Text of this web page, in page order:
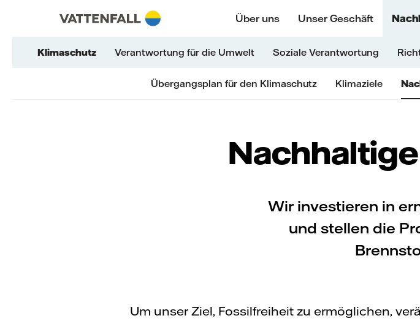
Überspringen
Zurück zur Hauptnavigation
Gehe zur Fußzeile Über uns Unser Geschäft
Klimaschutz Verantwortung für die Umwelt Soziale Verantwortung
Übergangsplan für den Klimaschutz Klimaziele
Wir investieren in
und stellen die
Um unser Ziel, Fossilfreiheit zu ermöglichen,
Zurück zur Hauptnavigation